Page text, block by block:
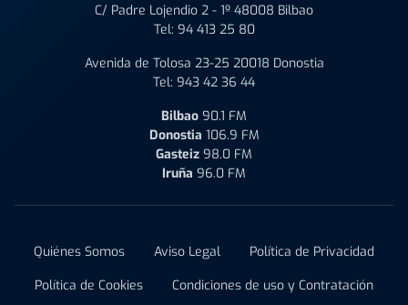
C/ Padre Lojendio 2 - 1º 48008 Bilbao
Tel: 94 413 25 80
Avenida de Tolosa 23-25 20018 Donostia
Tel: 943 42 36 44
Bilbao 90.1 FM
Donostia 106.9 FM
Gasteiz 98.0 FM
Iruña 96.0 FM
Quiénes Somos Aviso Legal
Política de Privacidad
Política de Cookies
Condiciones de uso y Contratación